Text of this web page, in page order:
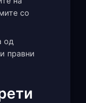
со
од
правни